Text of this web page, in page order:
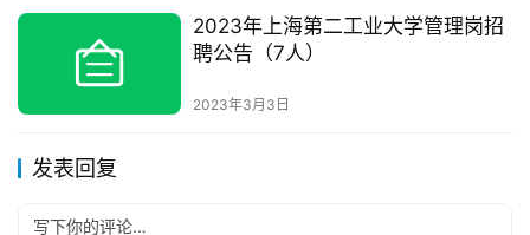
2023年上海第二工业大学管理岗招
聘公告（7人）
2023年3月3日
发表回复